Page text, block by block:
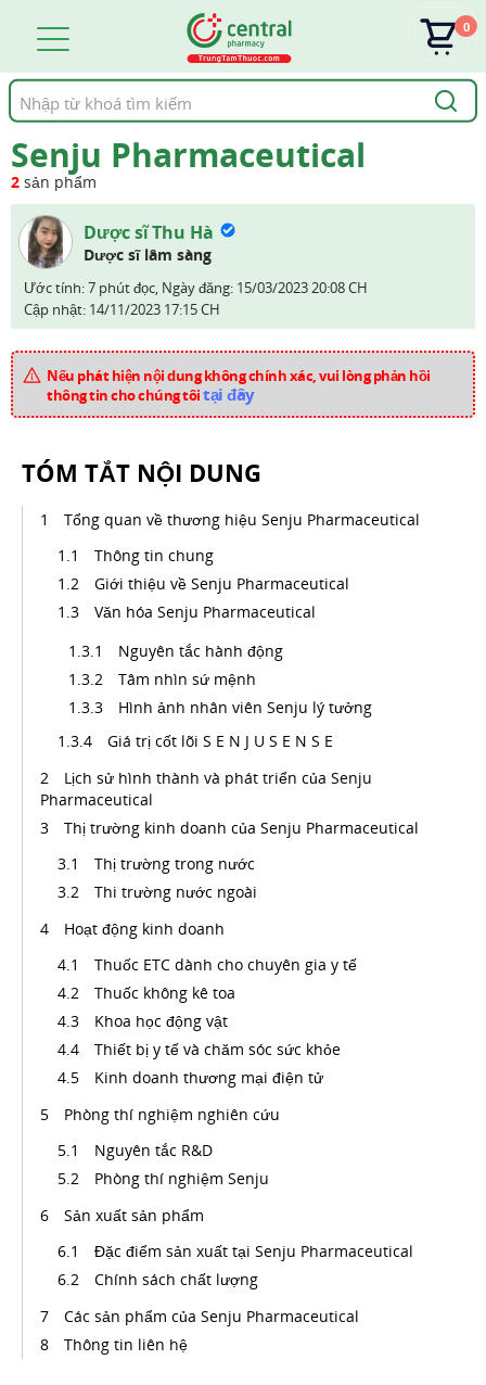
Tìm
kiếm
0
Senju Pharmaceutical
2 sản phẩm
Dược sĩ Thu Hà
Dược sĩ lâm sàng
Ước tính: 7 phút đọc, Ngày đăng: 15/03/2023 20:08 CH
Cập nhật: 14/11/2023 17:15 CH
Nếu phát hiện nội dung không chính xác, vui lòng phản hồi
thông tin cho chúng tôitại đây
TÓM TẮT NỘI DUNG
Tổng quan về thương hiệu Senju Pharmaceutical
Thông tin chung
Giới thiệu về Senju Pharmaceutical
Văn hóa Senju Pharmaceutical
Nguyên tắc hành động
Tâm nhìn sứ mệnh
Hình ảnh nhân viên Senju lý tưởng
Giá trị cốt lõi S E N J U S E N S E
Lịch sử hình thành và phát triển của Senju
Pharmaceutical
Thị trường kinh doanh của Senju Pharmaceutical
Thị trường trong nước
Thi trường nước ngoài
Hoạt động kinh doanh
Thuốc ETC dành cho chuyên gia y tế
Thuốc không kê toa
Khoa học động vật
Thiết bị y tế và chăm sóc sức khỏe
Kinh doanh thương mại điện tử
Phòng thí nghiệm nghiên cứu
Nguyên tắc R&D
Phòng thí nghiệm Senju
Sản xuất sản phẩm
Đặc điểm sản xuất tại Senju Pharmaceutical
Chính sách chất lượng
Các sản phẩm của Senju Pharmaceutical
Thông tin liên hệ